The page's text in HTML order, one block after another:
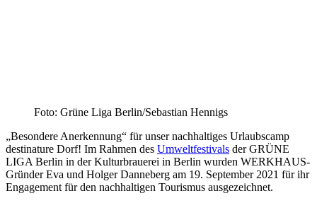
Foto: Grüne Liga Berlin/Sebastian Hennigs
„Besondere Anerkennung“ für unser nachhaltiges Urlaubscamp
destinature Dorf! Im Rahmen des Umweltfestivals der GRÜNE
LIGA Berlin in der Kulturbrauerei in Berlin wurden WERKHAUS-
Gründer Eva und Holger Danneberg am 19. September 2021 für ihr
Engagement für den nachhaltigen Tourismus ausgezeichnet.